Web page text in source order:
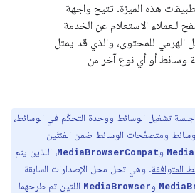
هذه الميزة. تتيح واجهة
للعملاء الاستعلام عن الخدمة
الهرمي للمحتوى، والذي قد يمثل
وسائط أو أي نوع آخر من
تشغيل الوسائط ووحدة التحكّم في الوسائط،
ومتصفّحات الوسائط ضمن الفئتَين
وMediaBrowserCompat، اللذين يتم
المتوافقة. وهي تحل محل الإصدارات السابقة
وMediaBrowser اللتين تم طرحهما